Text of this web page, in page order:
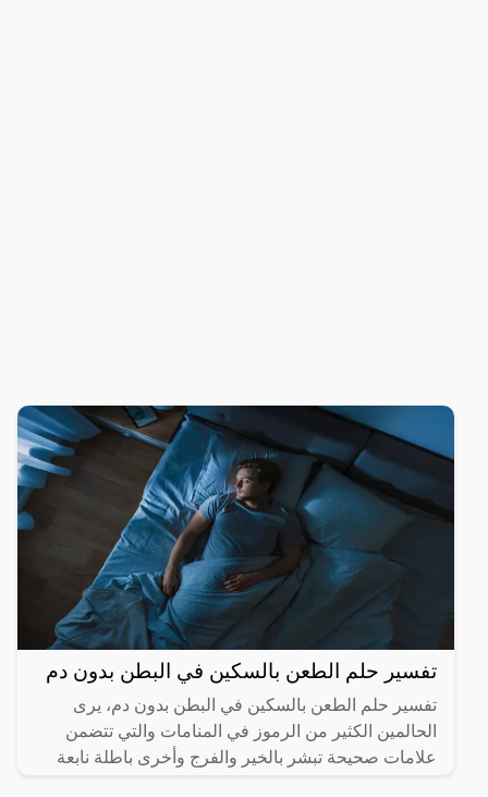
تفسير حلم الطعن بالسكين في البطن بدون دم
تفسير حلم الطعن بالسكين في البطن بدون دم، يرى
الحالمين الكثير من الرموز في المنامات والتي تتضمن
علامات صحيحة تبشر بالخير والفرج وأخرى باطلة نابعة